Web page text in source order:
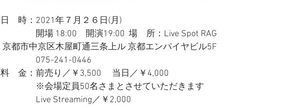
日　時：2021年７月２６日(月)
開場 18:00　開演19:00  場　所：Live Spot RAG
京都市中京区木屋町通三条上ル 京都エンパイヤビル5F
075-241-0446
料　金：前売り／￥3,500 　当日／￥4,000
※会場定員50名さまとさせていただきます
Live Streaming／￥2,000